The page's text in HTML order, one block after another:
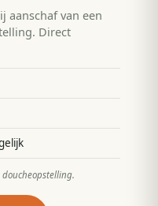
aanschaf van een
Direct
.